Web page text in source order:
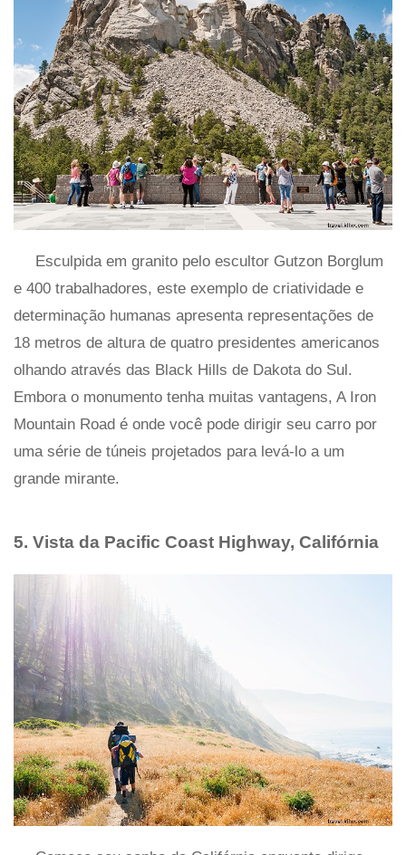
Esculpida em granito pelo escultor Gutzon Borglum
e 400 trabalhadores, este exemplo de criatividade e
determinação humanas apresenta representações de
18 metros de altura de quatro presidentes americanos
olhando através das Black Hills de Dakota do Sul.
Embora o monumento tenha muitas vantagens, A Iron
Mountain Road é onde você pode dirigir seu carro por
uma série de túneis projetados para levá-lo a um
grande mirante.
5. Vista da Pacific Coast Highway, Califórnia